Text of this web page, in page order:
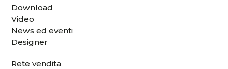
Download
Video
News ed eventi
Designer
Rete vendita